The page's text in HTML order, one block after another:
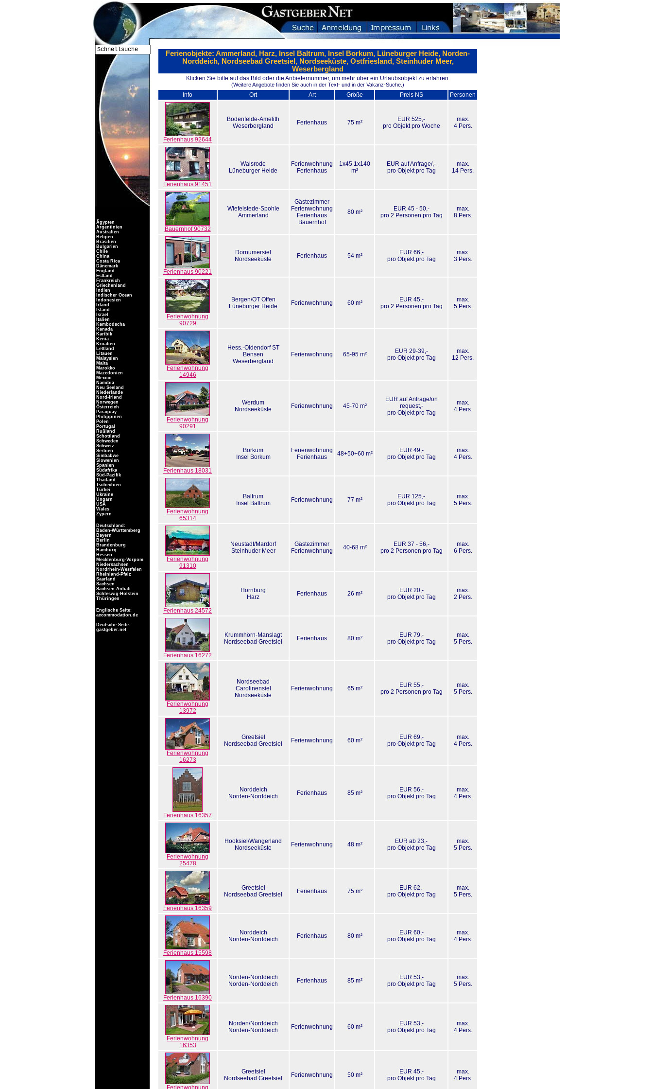
Ferienobjekte: Ammerland, Harz, Insel Baltrum, Insel Borkum, Lüneburger Heide, Norden-
Norddeich, Nordseebad Greetsiel, Nordseeküste, Ostfriesland, Steinhuder Meer,
Weserbergland
Klicken Sie bitte auf das Bild oder die Anbieternummer, um mehr über ein Urlaubsobjekt zu erfahren.
(Weitere Angebote finden Sie auch in der Text- und in der Vakanz-Suche.)
Info Ort Art Größe Preis NS Personen
Ferienhaus 92644
Bodenfelde-Amelith
Weserbergland
Ferienhaus 75 m²
EUR 525,-
pro Objekt pro Woche
max.
4 Pers.
Ferienhaus 91451
Walsrode
Lüneburger Heide
Ferienwohnung
Ferienhaus
1x45 1x140
m²
EUR auf Anfrage/,-
pro Objekt pro Tag
max.
14 Pers.
Bauernhof 90732
Wiefelstede-Spohle
Ammerland
Gästezimmer
Ferienwohnung
Ferienhaus
Bauernhof
80 m²
EUR 45 - 50,-
pro 2 Personen pro Tag
max.
8 Pers.
Ferienhaus 90221
Dornumersiel
Nordseeküste
Ferienhaus 54 m²
EUR 66,-
pro Objekt pro Tag
max.
3 Pers.
Ferienwohnung
90729
Bergen/OT Offen
Lüneburger Heide
Ferienwohnung 60 m²
EUR 45,-
pro 2 Personen pro Tag
max.
5 Pers.
Ferienwohnung
14946
Hess.-Oldendorf ST
Bensen
Weserbergland
Ferienwohnung 65-95 m²
EUR 29-39,-
pro Objekt pro Tag
max.
12 Pers.
Ferienwohnung
90291
Werdum
Nordseeküste
Ferienwohnung 45-70 m²
EUR auf Anfrage/on
request,-
pro Objekt pro Tag
max.
4 Pers.
Ferienhaus 18031
Borkum
Insel Borkum
Ferienwohnung
Ferienhaus
48+50+60 m²
EUR 49,-
pro Objekt pro Tag
max.
4 Pers.
Ferienwohnung
65314
Baltrum
Insel Baltrum
Ferienwohnung 77 m²
EUR 125,-
pro Objekt pro Tag
max.
5 Pers.
Ferienwohnung
91310
Neustadt/Mardorf
Steinhuder Meer
Gästezimmer
Ferienwohnung
40-68 m²
EUR 37 - 56,-
pro 2 Personen pro Tag
max.
6 Pers.
Ferienhaus 24572
Hornburg
Harz
Ferienhaus 26 m²
EUR 20,-
pro Objekt pro Tag
max.
2 Pers.
Ferienhaus 16272
Krummhörn-Manslagt
Nordseebad Greetsiel
Ferienhaus 80 m²
EUR 79,-
pro Objekt pro Tag
max.
5 Pers.
Ferienwohnung
13972
Nordseebad
Carolinensiel
Nordseeküste
Ferienwohnung 65 m²
EUR 55,-
pro 2 Personen pro Tag
max.
5 Pers.
Ferienwohnung
16273
Greetsiel
Nordseebad Greetsiel
Ferienwohnung 60 m²
EUR 69,-
pro Objekt pro Tag
max.
4 Pers.
Ferienhaus 16357
Norddeich
Norden-Norddeich
Ferienhaus 85 m²
EUR 56,-
pro Objekt pro Tag
max.
4 Pers.
Ferienwohnung
25478
Hooksiel/Wangerland
Nordseeküste
Ferienwohnung 48 m²
EUR ab 23,-
pro Objekt pro Tag
max.
5 Pers.
Ferienhaus 16359
Greetsiel
Nordseebad Greetsiel
Ferienhaus 75 m²
EUR 62,-
pro Objekt pro Tag
max.
5 Pers.
Ferienhaus 15598
Norddeich
Norden-Norddeich
Ferienhaus 80 m²
EUR 60,-
pro Objekt pro Tag
max.
4 Pers.
Ferienhaus 16390
Norden-Norddeich
Norden-Norddeich
Ferienhaus 85 m²
EUR 53,-
pro Objekt pro Tag
max.
5 Pers.
Ferienwohnung
16353
Norden/Norddeich
Norden-Norddeich
Ferienwohnung 60 m²
EUR 53,-
pro Objekt pro Tag
max.
4 Pers.
Ferienwohnung
Greetsiel
Nordseebad Greetsiel
Ferienwohnung 50 m²
EUR 45,-
pro Objekt pro Tag
max.
4 Pers.
Ägypten
Argentinien
Australien
Belgien
Brasilien
Bulgarien
Chile
China
Costa Rica
Dänemark
England
Estland
Frankreich
Griechenland
Indien
Indischer Ocean
Indonesien
Irland
Island
Israel
Italien
Kambodscha
Kanada
Karibik
Kenia
Kroatien
Lettland
Litauen
Malaysien
Malta
Marokko
Mazedonien
Mexico
Namibia
Neu Seeland
Niederlande
Nord-Irland
Norwegen
Österreich
Paraguay
Philippinen
Polen
Portugal
Rußland
Schottland
Schweden
Schweiz
Serbien
Simbabwe
Slowenien
Spanien
Südafrika
Süd-Pazifik
Thailand
Tschechien
Türkei
Ukraine
Ungarn
USA
Wales
Zypern
Deutschland:
Baden-Württemberg
Bayern
Berlin
Brandenburg
Hamburg
Hessen
Mecklenburg-Vorpom
Niedersachsen
Nordrhein-Westfalen
Rheinland-Pfalz
Saarland
Sachsen
Sachsen-Anhalt
Schleswig-Holstein
Thüringen
Englische Seite:
accommodation.de
Deutsche Seite:
gastgeber.net